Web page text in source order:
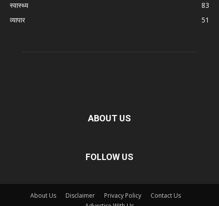
स्वास्थ्य
83
व्यापार
51
ABOUT US
FOLLOW US
About Us Disclaimer Privacy Policy
Contact Us